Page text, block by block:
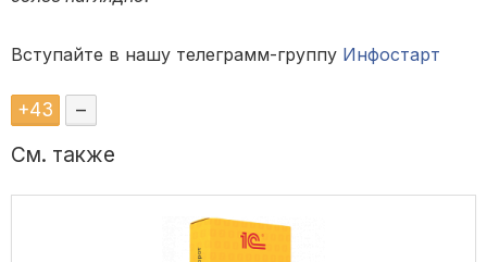
Вступайте в нашу телеграмм-группу Инфостарт
+43 –
См. также